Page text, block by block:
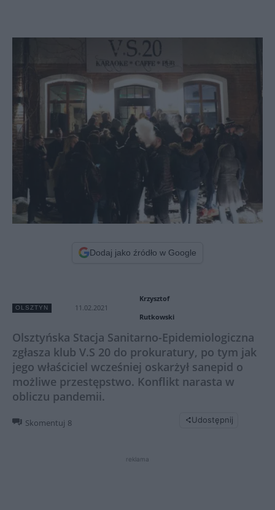
Dodaj jako źródło w Google
OLSZTYN 11.02.2021
Krzysztof
Rutkowski
Olsztyńska Stacja Sanitarno-Epidemiologiczna
zgłasza klub V.S 20 do prokuratury, po tym jak
jego właściciel wcześniej oskarżył sanepid o
możliwe przestępstwo. Konflikt narasta w
obliczu pandemii.
Skomentuj 8 Udostępnij
reklama